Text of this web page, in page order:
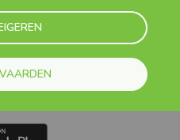
je shuttle in realtime op te